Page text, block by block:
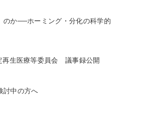
のか──ホーミング・分化の科学的
再生医療等委員会 議事録公開
討中の方へ